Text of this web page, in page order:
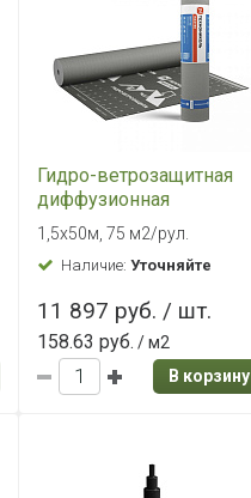
Гидро-ветрозащитная
диффузионная
мембрана
ТехноНИКОЛЬ MASTER
ВЕНТ 180 (75 м2)
1,5х50м, 75 м2/рул.
Наличие:Уточняйте
11 897 руб. / шт.
158.63 руб. / м2
В корзину